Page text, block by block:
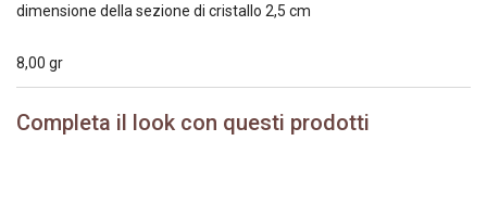
dimensione della sezione di cristallo 2,5 cm
8,00 gr
Completa il look con questi prodotti